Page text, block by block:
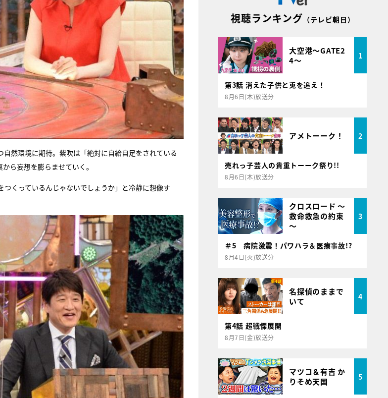
然環境に期待。紫吹は「絶対に自給自足をされている
ら妄想を膨らませていく。
くっているんじゃないでしょうか」と冷静に想像す
視聴ランキング （テレビ朝日）
大空港～GATE2
4～
1
第3話 消えた子供と兎を追え！
8月6日(木)放送分
アメトーーク！ 2
売れっ子芸人の貴重トーーク祭り!!
8月6日(木)放送分
クロスロード ～
救命救急の約束
～
3
＃5 病院激震！パワハラ＆医療事故!?
8月4日(火)放送分
名探偵のままで
いて
4
第4話 超戦慄展開
8月7日(金)放送分
マツコ＆有吉 か
りそめ天国
5